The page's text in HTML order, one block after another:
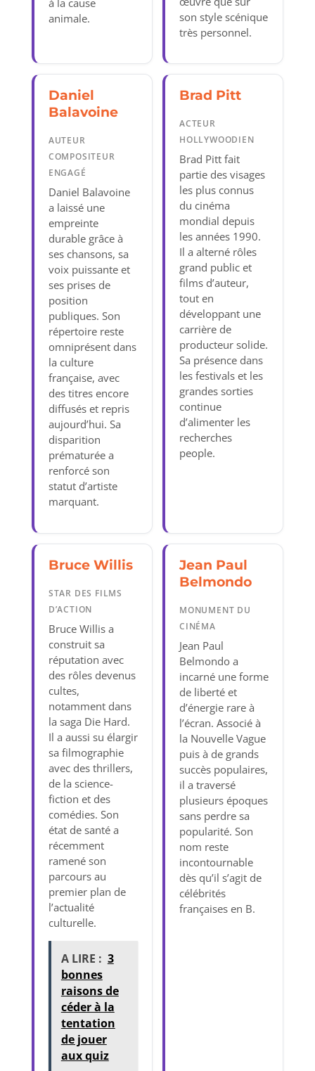
à la cause
animale.
son style scénique
très personnel.
Daniel
Balavoine
AUTEUR
COMPOSITEUR
ENGAGÉ
Daniel Balavoine
a laissé une
empreinte
durable grâce à
ses chansons, sa
voix puissante et
ses prises de
position
publiques. Son
répertoire reste
omniprésent dans
la culture
française, avec
des titres encore
diffusés et repris
aujourd’hui. Sa
disparition
prématurée a
renforcé son
statut d’artiste
marquant.
Brad Pitt
ACTEUR
HOLLYWOODIEN
Brad Pitt fait
partie des visages
les plus connus
du cinéma
mondial depuis
les années 1990.
Il a alterné rôles
grand public et
films d’auteur,
tout en
développant une
carrière de
producteur solide.
Sa présence dans
les festivals et les
grandes sorties
continue
d’alimenter les
recherches
people.
Bruce Willis
STAR DES FILMS
D’ACTION
Bruce Willis a
construit sa
réputation avec
des rôles devenus
cultes,
notamment dans
la saga Die Hard.
Il a aussi su élargir
sa filmographie
avec des thrillers,
de la science-
fiction et des
comédies. Son
état de santé a
récemment
ramené son
parcours au
premier plan de
l’actualité
culturelle.
A LIRE : 3
bonnes
raisons de
céder à la
tentation
de jouer
aux quiz
Jean Paul
Belmondo
MONUMENT DU
CINÉMA
Jean Paul
Belmondo a
incarné une forme
de liberté et
d’énergie rare à
l’écran. Associé à
la Nouvelle Vague
puis à de grands
succès populaires,
il a traversé
plusieurs époques
sans perdre sa
popularité. Son
nom reste
incontournable
dès qu’il s’agit de
célébrités
françaises en B.